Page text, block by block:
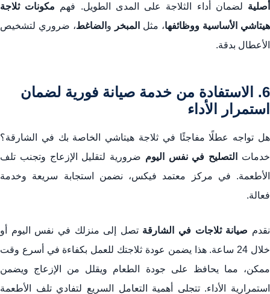
أصلية لضمان أداء الثلاجة على المدى الطويل. فهم مكونات ثلاجة
هيتاشي الأساسية ووظائفها، مثل المبخر و الضاغط، ضروري لتشخيص
الأعطال بدقة.
6. الاستفادة من خدمة صيانة فورية لضمان
استمرار الأداء
هل تواجه عطلًا مفاجئًا في ثلاجة هيتاشي الخاصة بك في الشارقة؟
خدمات
التصليح في نفس اليوم ضرورية لتقليل الإزعاج وتجنب تلف
الأطعمة. في مركز معتمد فيكس، نضمن استجابة سريعة وخدمة
فعالة.
نقدم صيانة ثلاجات في الشارقة تصل إلى منزلك في نفس اليوم أو
خلال 24 ساعة. هذا يضمن عودة ثلاجتك للعمل بكفاءة في أسرع وقت
ممكن، مما يحافظ على جودة الطعام ويقلل من الإزعاج ويضمن
استمرارية الأداء. تتجلى أهمية التعامل السريع لتفادي تلف الأطعمة